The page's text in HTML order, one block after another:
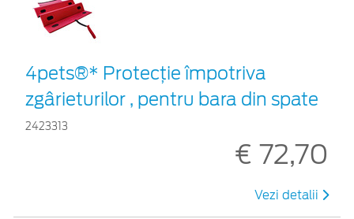
4pets®* Protecție împotriva
zgârieturilor , pentru bara din spate
2423313
€ 72,70
Vezi detalii